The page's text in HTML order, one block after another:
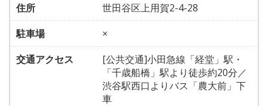
住所
世田谷区上用賀2-4-28
駐車場
×
交通アクセス
[公共交通]小田急線「経堂」駅・
「千歳船橋」駅より徒歩約20分／
渋谷駅西口よりバス「農大前」下
車